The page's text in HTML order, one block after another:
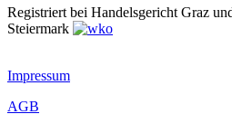
Registriert bei Handelsgericht Graz
Steiermark
Impressum
AGB